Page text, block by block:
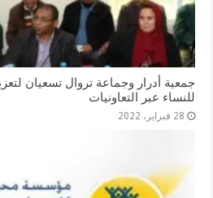
جمعية أدرار وجماعة تروال تسعيان
للنساء عبر التعاونيات
28 فبراير، 2022